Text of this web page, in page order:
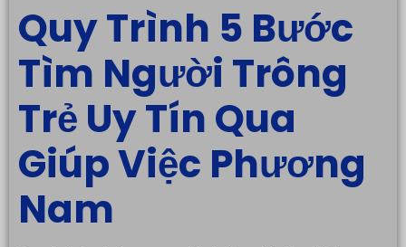
Quy Trình 5 Bước
Tìm Người Trông
Trẻ Uy Tín Qua
Giúp Việc Phương
Nam